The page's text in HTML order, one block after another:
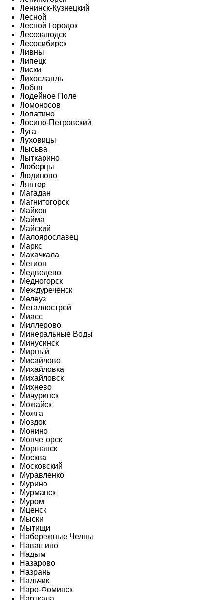
Ленинск-Кузнецкий
Лесной
Лесной Городок
Лесозаводск
Лесосибирск
Ливны
Липецк
Лиски
Лихославль
Лобня
Лодейное Поле
Ломоносов
Лопатино
Лосино-Петровский
Луга
Луховицы
Лысьва
Лыткарино
Люберцы
Людиново
Лянтор
Магадан
Магнитогорск
Майкоп
Майма
Майский
Малоярославец
Маркс
Махачкала
Мегион
Медведево
Медногорск
Междуреченск
Мелеуз
Металлострой
Миасс
Миллерово
Минеральные Воды
Минусинск
Мирный
Мисайлово
Михайловка
Михайловск
Михнево
Мичуринск
Можайск
Можга
Моздок
Монино
Мончегорск
Моршанск
Москва
Московский
Муравленко
Мурино
Мурманск
Муром
Мценск
Мыски
Мытищи
Набережные Челны
Навашино
Надым
Назарово
Назрань
Нальчик
Наро-Фоминск
Нарткала